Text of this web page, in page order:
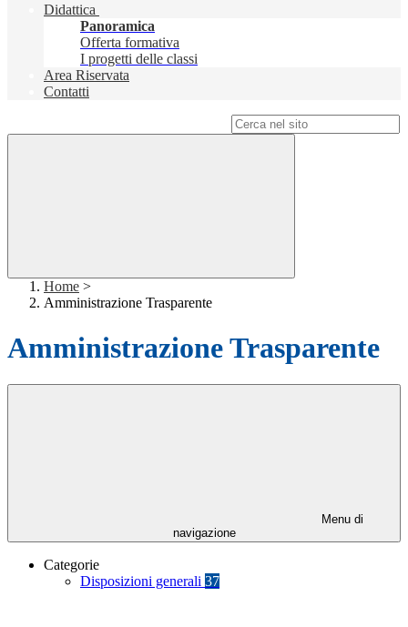
Didattica
Panoramica
Offerta formativa
I progetti delle classi
Area Riservata
Contatti
Home >
Amministrazione Trasparente
Amministrazione Trasparente
Menu di
navigazione
Categorie
Disposizioni generali 37